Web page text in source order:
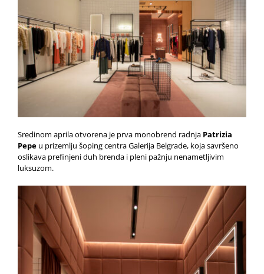
Sredinom aprila otvorena je prva monobrend radnja Patrizia
Pepe u prizemlju šoping centra Galerija Belgrade, koja savršeno
oslikava prefinjeni duh brenda i pleni pažnju nenametljivim
luksuzom.